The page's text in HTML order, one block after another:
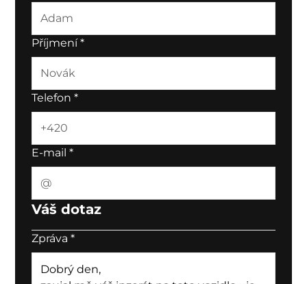
Příjmení*
Telefon*
E-mail*
Váš dotaz
Zpráva*